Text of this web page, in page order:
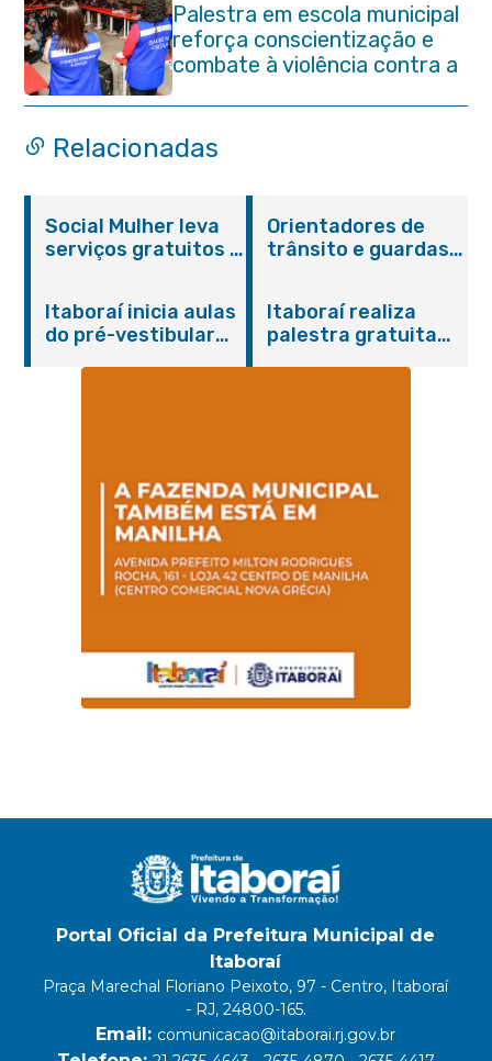
Palestra em escola municipal
reforça conscientização e
combate à violência contra a
pessoa idosa em Itaboraí
Relacionadas
Social Mulher leva
serviços gratuitos à
sexta-feira (07/08)
Orientadores de
trânsito e guardas
primeiros socorros
em Itaboraí
Itaboraí inicia aulas
do pré-vestibular
Itaboraí realiza
palestra gratuita
Portal Oficial da Prefeitura Municipal de
Itaboraí
Praça Marechal Floriano Peixoto, 97 - Centro, Itaboraí
- RJ, 24800-165.
Email: comunicacao@itaborai.rj.gov.br